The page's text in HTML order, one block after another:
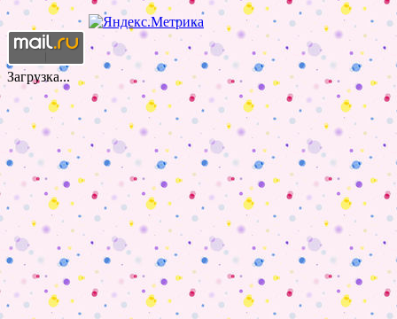
Загрузка...